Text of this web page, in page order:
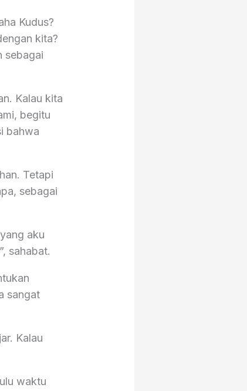
Kudus?
kita?
sebagai
Kalau kita
begitu
bahwa
Tetapi
sebagai
aku
sahabat.
sangat
Kalau
waktu